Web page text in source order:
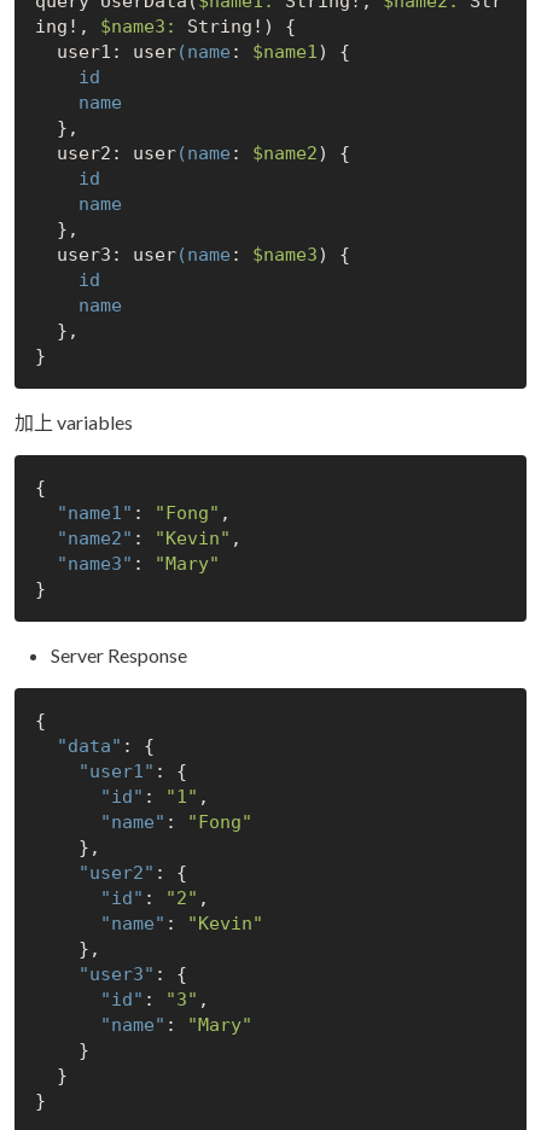
ing!, $name3:
String!) {
  user1: user
(name : $name1) {
id
name
  user2: user
(name : $name2) {
id
name
  user3: user
(name : $name3) {
id
name
加上 variables
{
"name1" : "Fong" ,
"name2" : "Kevin" ,
"name3" :
"Mary"
Server Response
{
"data" : {
"user1" : {
"id" : "1" ,
"name" :
"Fong"
"user2" : {
"id" : "2" ,
"name" :
"Kevin"
"user3" : {
"id" : "3" ,
"name" :
"Mary"